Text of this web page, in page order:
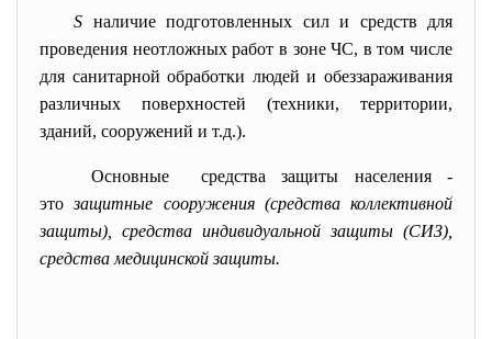
S наличие подготовленных сил и средств для
проведения неотложных работ в зоне ЧС, в том числе
для санитарной обработки людей и обеззараживания
различных поверхностей (техники, территории,
зданий, сооружений и т.д.).
Основные средства защиты населения -
этозащитные сооружения (средства коллективной
защиты), средства индивидуальной защиты (СИЗ),
средства медицинской защиты.